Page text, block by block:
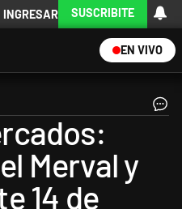
INGRESAR SUSCRIBITE
EN VIVO
Merval y
14 de